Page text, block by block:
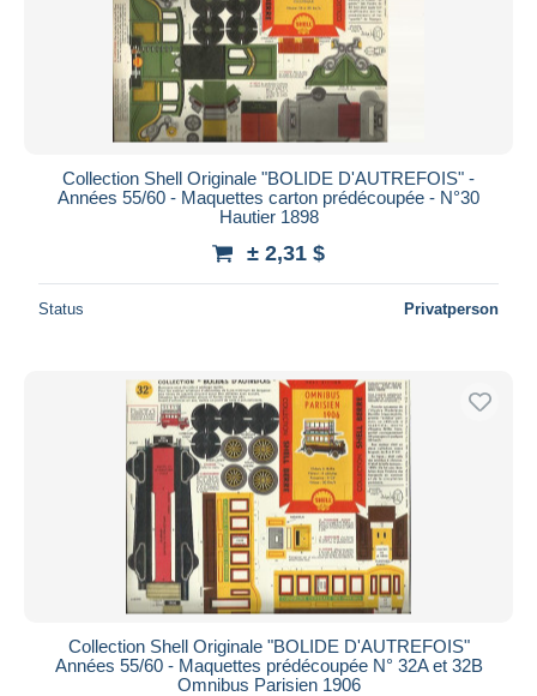
Collection Shell Originale "BOLIDE D'AUTREFOIS" -
Années 55/60 - Maquettes carton prédécoupée - N°30
Hautier 1898
± 2,31 $
Status Privatperson
Collection Shell Originale "BOLIDE D'AUTREFOIS"
Années 55/60 - Maquettes prédécoupée N° 32A et 32B
Omnibus Parisien 1906